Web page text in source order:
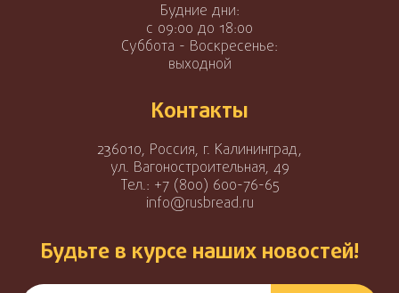
Будние дни:
с 09:00 до 18:00
Суббота - Воскресенье:
выходной
Контакты
236010, Россия, г. Калининград,
ул. Вагоностроительная, 49
Тел.: +7 (800) 600-76-65
info@rusbread.ru
Будьте в курсе наших новостей!